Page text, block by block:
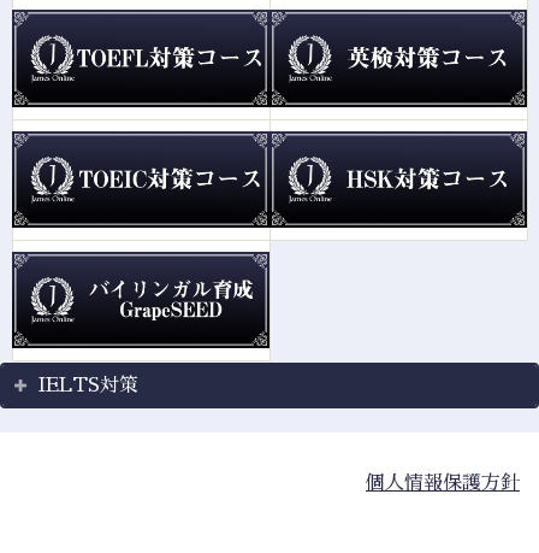
IELTS対策
個人情報保護方針